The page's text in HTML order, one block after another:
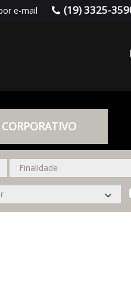
e-mail (19) 3325-
CORPORATIVO